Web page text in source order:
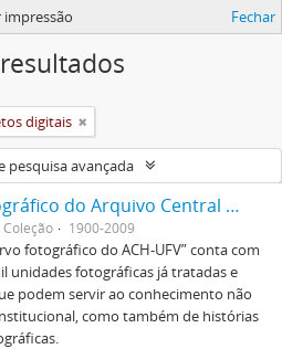
impressão Fechar
digitais
pesquisa avançada
Acervo Fotográfico do Arquivo Central Histórico da UFV
Coleção 1900-2009
fotográfico do ACH-UFV” conta com
unidades fotográficas já tratadas e
podem servir ao conhecimento não
como também de histórias